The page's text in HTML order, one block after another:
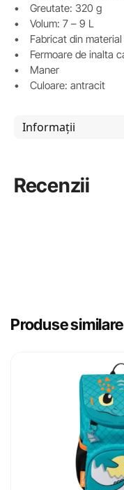
• Greutate: 320 g
• Volum: 7 – 9 L
• Fabricat din material
• Fermoare de inalta
• Maner
• Culoare: antracit
Informații
Recenzii
Produse similare